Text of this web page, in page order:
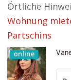
Örtliche
Wohnung
Partschins
online